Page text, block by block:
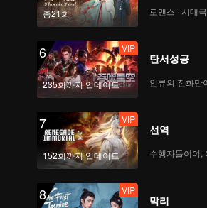
총21회 로맨스 · 시대극
6
235회까지 업데이트
VIP
탄서성공
7
152회까지 업데이트
VIP
선역
8 VIP
막리